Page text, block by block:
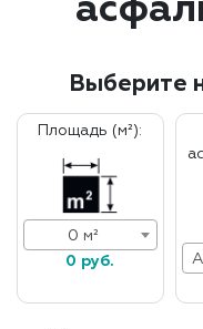
Выберите
Площадь (м²):
0 м²
0 руб.